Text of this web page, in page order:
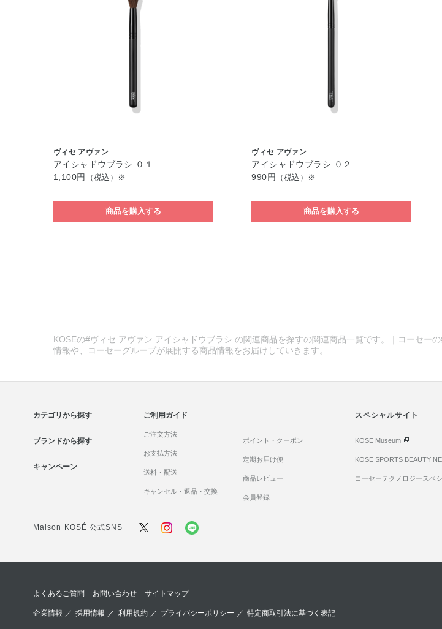
ヴィセ アヴァン
アイシャドウブラシ ０１
1,100円
（税込）※
商品を購入する
ヴィセ アヴァン
アイシャドウブラシ ０２
990円
（税込）※
商品を購入する
KOSEの#ヴィセ アヴァン アイシャドウブラシ の関連商品を探すの関連商品一覧です。｜コーセ
情報や、コーセーグループが展開する商品情報をお届けしていきます。
カテゴリから探す
ブランドから探す
キャンペーン
ご利用ガイド
ご注文方法
お支払方法
送料・配送
キャンセル・返品・交換
ポイント・クーポン
定期お届け便
商品レビュー
会員登録
スペシャルサイト
KOSE Museum
KOSE SPORTS BEAUTY
コーセーテクノロジースペ
Maison KOSÉ 公式SNS
よくあるご質問 お問い合わせ サイトマップ
企業情報 ／採用情報 ／ 利用規約／ プライバシーポリシー ／ 特定商取引法に基づく表記